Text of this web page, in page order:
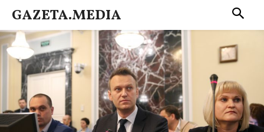
GAZETA.MEDIA